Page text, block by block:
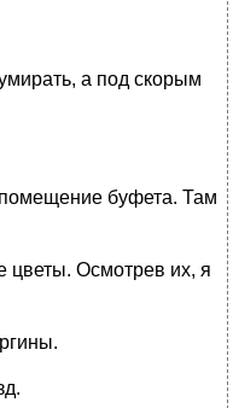
а под скорым
буфета. Там
цветы. Осмотрев их, я